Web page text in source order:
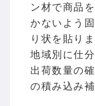
ン材で商品
かないよう
り状を貼り
地域別に仕
出荷数量の
の積み込み